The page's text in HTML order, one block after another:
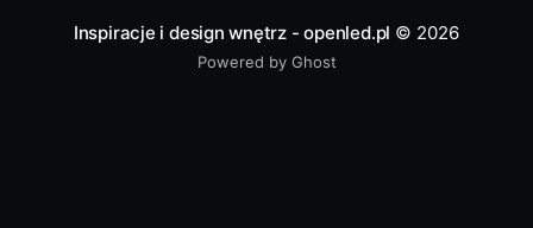
Inspiracje i design wnętrz - openled.pl © 2026
Powered by Ghost